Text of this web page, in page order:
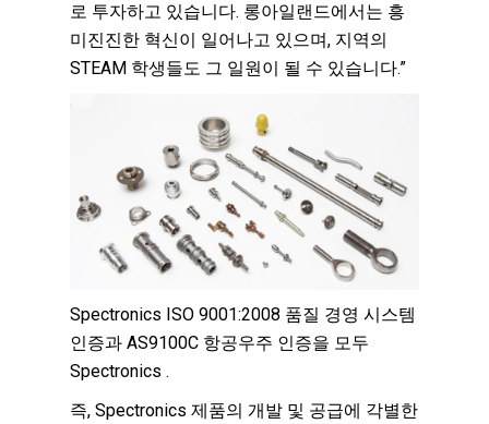
로 투자하고 있습니다. 롱아일랜드에서는 흥
미진진한 혁신이 일어나고 있으며, 지역의
STEAM 학생들도 그 일원이 될 수 있습니다.”
Spectronics ISO 9001:2008 품질 경영 시스템
인증과 AS9100C 항공우주 인증을 모두
Spectronics .
즉, Spectronics 제품의 개발 및 공급에 각별한